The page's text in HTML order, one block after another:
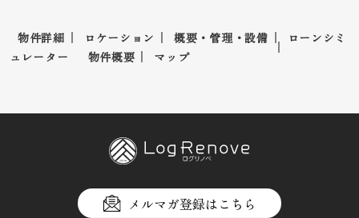
物件詳細 ロケーション 概要・管理・設備
ローンシミ
ュレーター
物件概要 マップ
メルマガ登録はこちら